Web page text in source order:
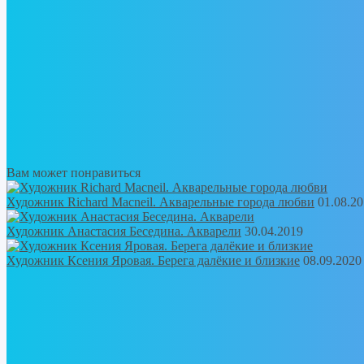
Вам может понравиться
Художник Richard Macneil. Акварельные города любви
Художник Анастасия Беседина. Акварели 30.04.2019
Художник Ксения Яровая. Берега далёкие и близкие 08.09.2020